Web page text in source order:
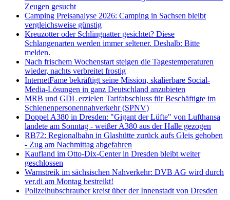
Zeugen gesucht
Camping Preisanalyse 2026: Camping in Sachsen bleibt
vergleichsweise günstig
Kreuzotter oder Schlingnatter gesichtet? Diese
Schlangenarten werden immer seltener. Deshalb: Bitte
melden.
Nach frischem Wochenstart steigen die Tagestemperaturen
wieder, nachts verbreitet frostig
InternetFame bekräftigt seine Mission, skalierbare Social-
Media-Lösungen in ganz Deutschland anzubieten
MRB und GDL erzielen Tarifabschluss für Beschäftigte im
Schienenpersonennahverkehr (SPNV)
Doppel A380 in Dresden: "Gigant der Lüfte" von Lufthansa
landete am Sonntag - weißer A380 aus der Halle gezogen
RB72: Regionalbahn in Glashütte zurück aufs Gleis gehoben
- Zug am Nachmittag abgefahren
Kaufland im Otto-Dix-Center in Dresden bleibt weiter
geschlossen
Warnstreik im sächsischen Nahverkehr: DVB AG wird durch
ver.di am Montag bestreikt!
Polizeihubschrauber kreist über der Innenstadt von Dresden